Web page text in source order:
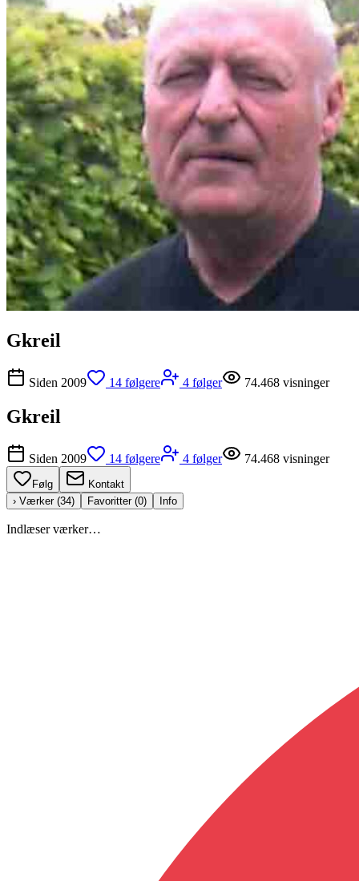
Gkreil
Siden 2009 14 følgere 4 følger 74.468 visninger
Gkreil
Siden 2009 14 følgere 4 følger 74.468 visninger
Følg
Kontakt
› Værker (34) Favoritter (0) Info
Indlæser værker…